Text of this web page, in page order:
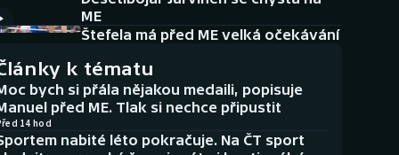
AZ kvízME
Štefela má před ME velká očekávání
k tématu
bych si přála nějakou medaili, popisuje
před ME. Tlak si nechce připustit
14 hod
nabité léto pokračuje. Na ČT sport